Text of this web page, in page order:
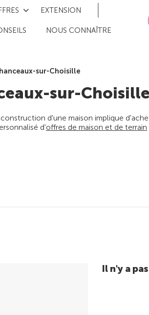
EXTENSION
NOUS CONNAÎTRE
sur-Choisille
sur-Choisille
d'une maison implique
d'offres de maison et de terrain
Il n'y a